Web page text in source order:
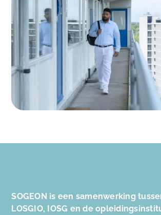
SOGEON is een samenwerking
LOSGIO, IOSG en de